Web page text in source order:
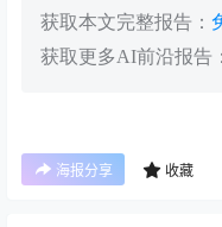
获取本文完整报告：
获取更多AI前沿报告：
海报分享 收藏